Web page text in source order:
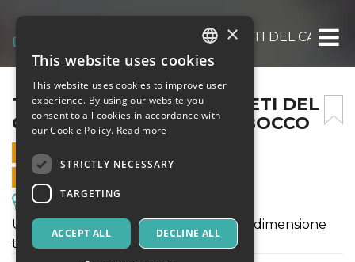
TOUR GUIDATO DEI SEGRETI DEL
TOUR GUIDATO DEI SEGRETI DEL
CARNEVALE DEI FIGLI DI BOCCO
12 FEBRUARY 2023 - 09:00
ONLINE SALES ENDED
Excursions & Guided Tours
Una passeggiata sospesa fuori da ogni dimensione
temporale
ITALIAN
ENGLISH
SPANISH
×
This website uses cookies
This website uses cookies to improve user
experience. By using our website you
consent to all cookies in accordance with
our Cookie Policy. Read more
STRICTLY NECESSARY
TARGETING
ACCEPT ALL DECLINE ALL